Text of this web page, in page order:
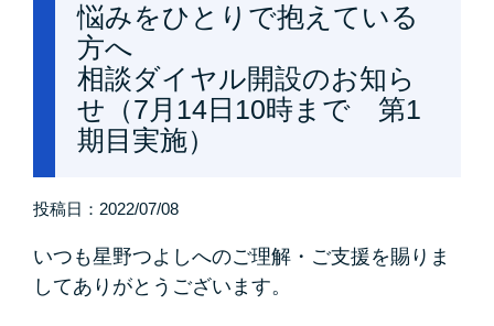
悩みをひとりで抱えている
方へ
相談ダイヤル開設のお知ら
せ（7月14日10時まで 第1
期目実施）
投稿日： 2022/07/08
いつも星野つよしへのご理解・ご支援を賜りま
してありがとうございます。